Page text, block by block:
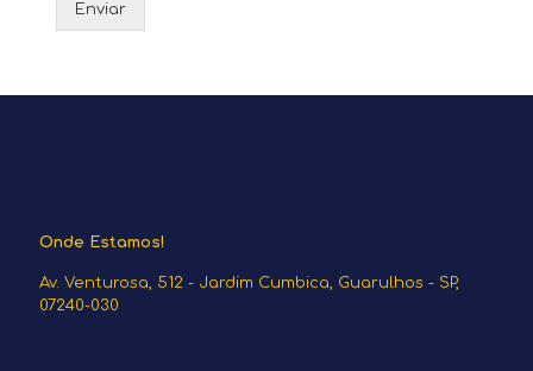
Enviar
Onde Estamos!
Av. Venturosa, 512 - Jardim Cumbica, Guarulhos - SP,
07240-030